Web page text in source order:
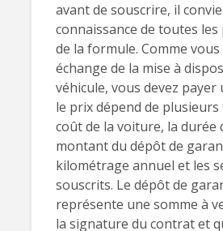
avant de souscrire, il
connaissance de toutes
de la formule. Comme vous
échange de la mise à
véhicule, vous devez
le prix dépend de plusieurs
coût de la voiture, la durée
montant du dépôt de
kilométrage annuel et les
souscrits. Le dépôt de
représente une somme à
la signature du contrat et